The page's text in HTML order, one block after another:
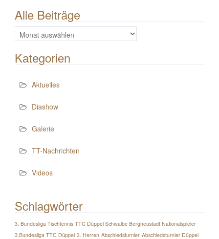
Alle Beiträge
Alle
Beiträge
Kategorien
Aktuelles
Diashow
Galerie
TT-Nachrichten
Videos
Schlagwörter
3. Bundesliga Tischtennis TTC Düppel Schwalbe Bergneustadt Nationalspieler
3.Bundesliga TTC Düppel 3. Herren Abschiedsturnier Abschiedsturnier Düppel